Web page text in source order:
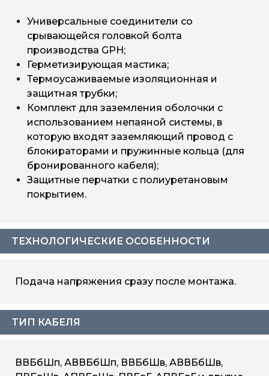
Универсальные соединители со
срывающейся головкой болта
производства GPH;
Герметизирующая мастика;
Термоусаживаемые изоляционная и
защитная трубки;
Комплект для заземления оболочки с
использованием непаяной системы, в
которую входят заземляющий провод с
блокираторами и пружинные кольца (для
бронированного кабеля);
Защитные перчатки с полиуретановым
покрытием.
ТЕХНОЛОГИЧЕСКИЕ ОСОБЕННОСТИ
Подача напряжения сразу после монтажа.
ТИП КАБЕЛЯ
ВВБбШп, АВВБбШп, ВВБбШв, АВВБбШв,